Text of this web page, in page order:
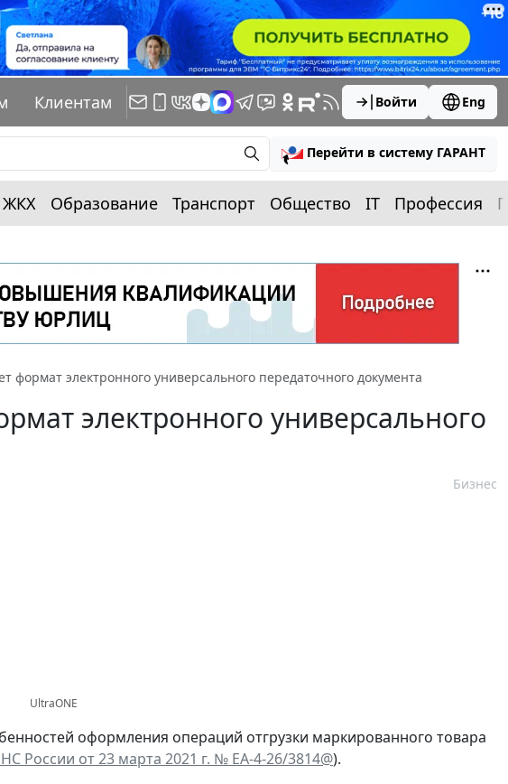
Клиентам Войти Eng
Перейти в систему ГАРАНТ
ЖКХ Образование Транспорт Общество IT Профессия
формат электронного универсального передаточного документа
электронного универсального
Бизнес
UltraONE
оформления операций отгрузки маркированного товара
России от 23 марта 2021 г. № ЕА-4-26/3814@).